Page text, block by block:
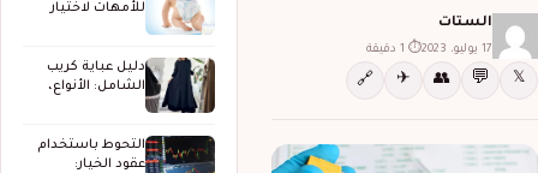
الستات
17 يوليو، 2023 ⏱ 1 دقيقة
𝕏
💬
👥
✈
🔗
للأمهات لاختيار
دليل عباية كريب
الشامل: الأنواع،
التحوط باستخدام
عقود الخيار: